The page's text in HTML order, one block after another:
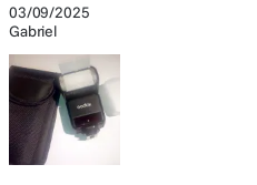
03/09/2025
Gabriel